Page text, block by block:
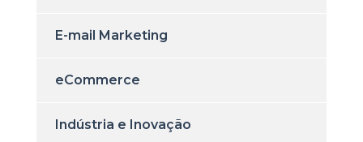
E-mail Marketing
eCommerce
Indústria e Inovação